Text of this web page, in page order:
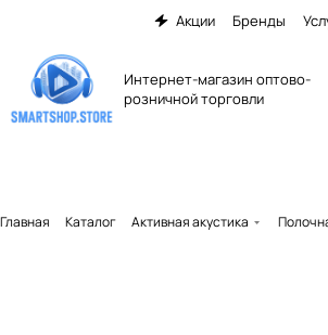
Акции Бренды
Интернет-магазин оптово-
розничной торговли
Главная Каталог Активная акустика